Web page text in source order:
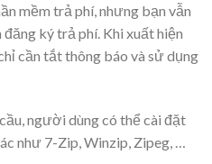
mềm trả phí, nhưng bạn vẫn
ký trả phí. Khi xuất hiện
cần tắt thông báo và sử dụng
người dùng có thể cài đặt
như 7-Zip, Winzip, Zipeg, …